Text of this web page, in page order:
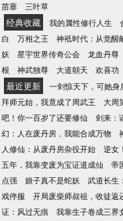
苗寨
三叶草
经典收藏 我的属性修行人生
白
万相之王 神袛时代：从觉醒
妖
星宇世界传奇公会 龙血丹尊
根
神武独尊 大道朝天 欢喜功
最近更新 一剑惊天下，可她身
拜师元始，我竟成了周武王
大周
吧！你一百岁了还要修仙
剑来：
幻：人在废丹房，我能合成万物
人修仙：从废丹房杂役开始
逆女
五年，我靠变废为宝证道成仙
帝
点强
娘子真不是蛇妖 武道长生
戏停服
开局废柴师叔祖，收徒返
证：风过无痕
我靠生子卷成三界